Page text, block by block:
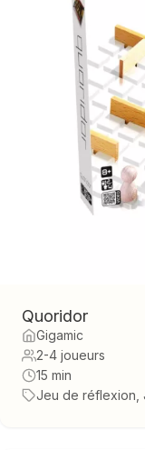
Quoridor
Gigamic
2-4 joueurs
15 min
Jeu de réflexion,